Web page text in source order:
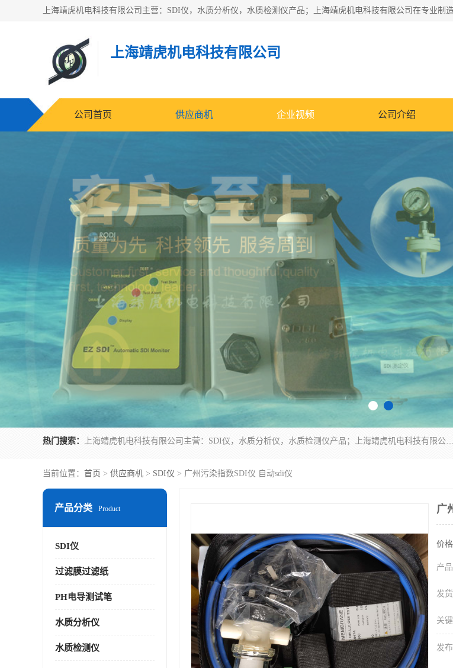
上海靖虎机电科技有限公司
公司首页 供应商机 企业视频 公司介绍
热门搜索： 上海靖虎机电科技有限公司主营：SDI仪，水质分析仪，水质检测仪产品；上海靖虎机电科技有限公司在专业制造和研发等方面的强大的平台优势，利用自身在自动化仪表、自控系统及环保监测仪器的专长，以优良的技术，优越的产品质量和良好的服务质量与广大客户真诚合作。
当前位置： 首页 > 供应商机 > SDI仪 > 广州污染指数SDI仪 自动sdi仪
产品分类 Product
SDI仪
过滤膜过滤纸
PH电导测试笔
水质分析仪
水质检测仪
广
价格
产
发货
关键
发布